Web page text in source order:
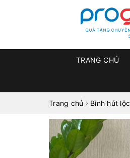
TRANG CHỦ
Trang chủ Bình hút lộc